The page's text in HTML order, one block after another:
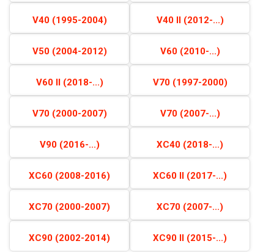
V40 (1995-2004) V40 II (2012-...)
V50 (2004-2012) V60 (2010-...)
V60 II (2018-...) V70 (1997-2000)
V70 (2000-2007) V70 (2007-...)
V90 (2016-...) XC40 (2018-...)
XC60 (2008-2016) XC60 II (2017-...)
XC70 (2000-2007) XC70 (2007-...)
XC90 (2002-2014) XC90 II (2015-...)